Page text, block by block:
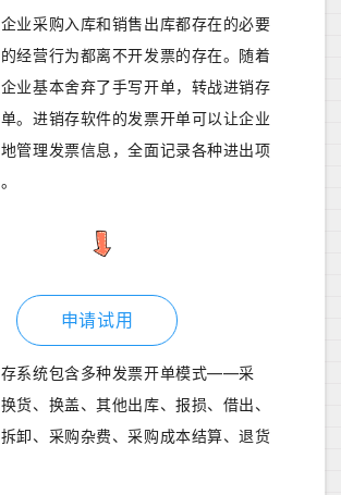
业采购入库和销售出库都存在的必要
经营行为都离不开发票的存在。随着
业基本舍弃了手写开单，转战进销存
。进销存软件的发票开单可以让企业
管理发票信息，全面记录各种进出项
申请试用
系统包含多种发票开单模式——采
货、换盖、其他出库、报损、借出、
卸、采购杂费、采购成本结算、退货